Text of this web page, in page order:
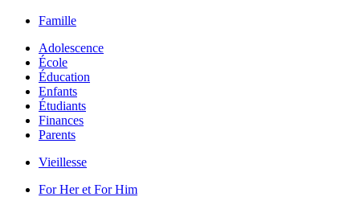
Famille
Adolescence
École
Éducation
Enfants
Étudiants
Finances
Parents
Vieillesse
For Her et For Him